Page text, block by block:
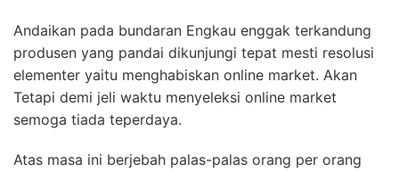
Andaikan pada bundaran Engkau enggak terkandung
produsen yang pandai dikunjungi tepat mesti resolusi
elementer yaitu menghabiskan online market. Akan
Tetapi demi jeli waktu menyeleksi online market
semoga tiada teperdaya.
Atas masa ini berjebah palas-palas orang per orang